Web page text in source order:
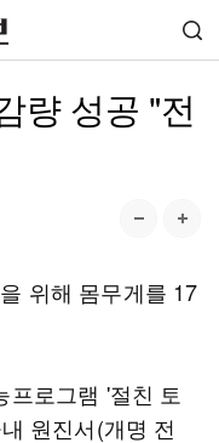
량 성공 "전
위해 몸무게를 17
로그램 '절친 토
원진서(개명 전